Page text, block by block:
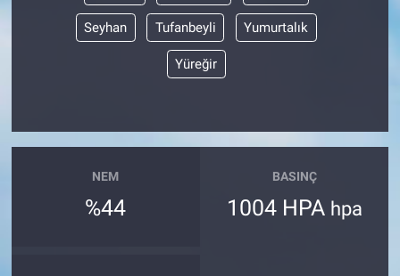
Seyhan Tufanbeyli Yumurtalık
Yüreğir
NEM
%44
BASINÇ
1004 HPA hpa